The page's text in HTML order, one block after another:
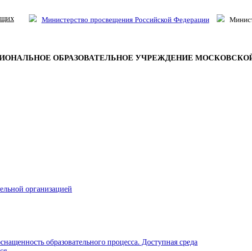
Министерство просвещения Российской Федерации
ОБРАЗОВАТЕЛЬНОЕ УЧРЕЖДЕНИЕ
организацией
образовательного процесса. Доступная среда